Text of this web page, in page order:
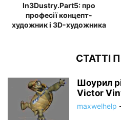
In3Dustry.Part5: про
професії концепт-
художник і 3D-художника
СТАТТІ
Шоурил
Victor
maxwelhelp